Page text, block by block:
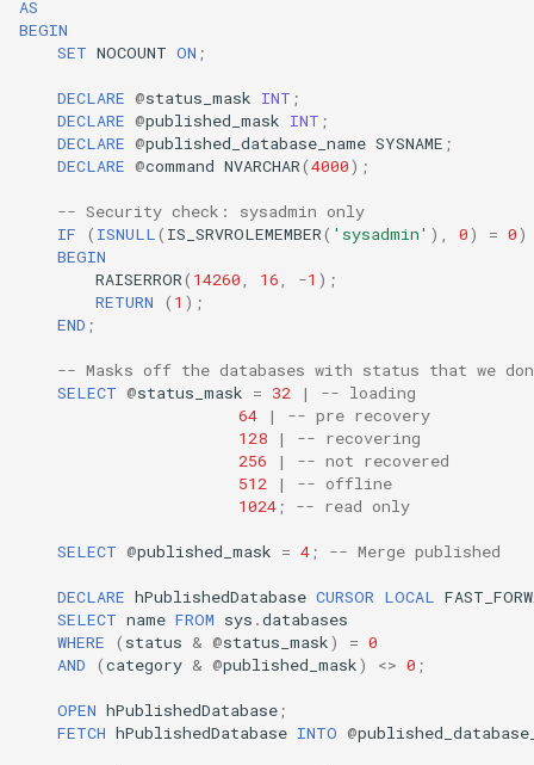
AS
BEGIN
SET NOCOUNT ON ;
DECLARE @status_mask INT ;
DECLARE @published_mask INT ;
DECLARE @published_database_name SYSNAME ;
DECLARE @command NVARCHAR(4000);
-- Security check: sysadmin only
IF
( ISNULL ( IS_SRVROLEMEMBER( 'sysadmin' ), 0) = 0)
BEGIN
RAISERROR( 14260 16 -1 );
RETURN
( 1 );
END ;
-- Masks off the databases with status that we
SELECT @status_mask = 32 |
-- loading
64
|
-- pre recovery
128
|
-- recovering
256
|
-- not recovered
512
|
-- offline
1024 ; -- read only
SELECT @published_mask = 4 ; -- Merge published
DECLARE hPublishedDatabase CURSOR LOCAL
SELECT name FROM sys .databases
WHERE
( status & @status_mask) = 0
AND
(category & @published_mask) <> 0 ;
OPEN hPublishedDatabase ;
FETCH hPublishedDatabase INTO @